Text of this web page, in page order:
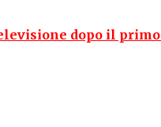
dopo il